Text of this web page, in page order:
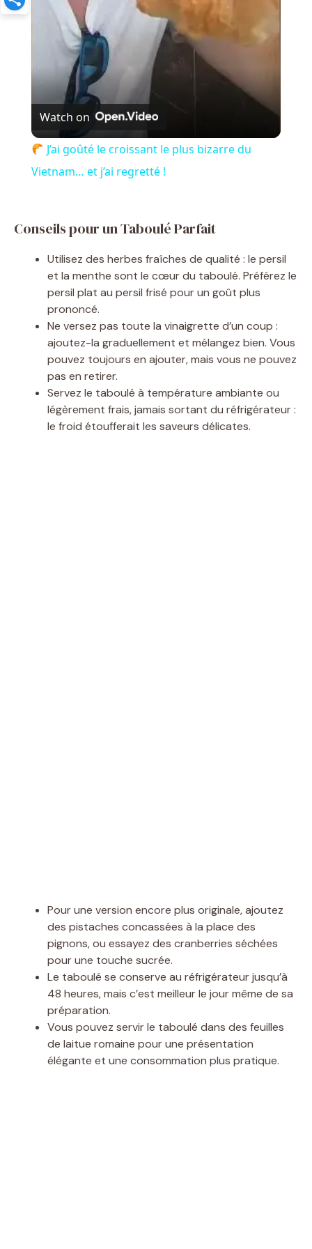
a
y
i
e
o
Watch on
J’ai goûté le croissant le plus bizarre du
Vietnam… et j’ai regretté !
Conseils pour un Taboulé Parfait
Utilisez des herbes fraîches de qualité : le persil
et la menthe sont le cœur du taboulé. Préférez le
persil plat au persil frisé pour un goût plus
prononcé.
Ne versez pas toute la vinaigrette d’un coup :
ajoutez-la graduellement et mélangez bien. Vous
pouvez toujours en ajouter, mais vous ne pouvez
pas en retirer.
Servez le taboulé à température ambiante ou
légèrement frais, jamais sortant du réfrigérateur :
le froid étoufferait les saveurs délicates.
Pour une version encore plus originale, ajoutez
des pistaches concassées à la place des
pignons, ou essayez des cranberries séchées
pour une touche sucrée.
Le taboulé se conserve au réfrigérateur jusqu’à
48 heures, mais c’est meilleur le jour même de sa
préparation.
Vous pouvez servir le taboulé dans des feuilles
de laitue romaine pour une présentation
élégante et une consommation plus pratique.